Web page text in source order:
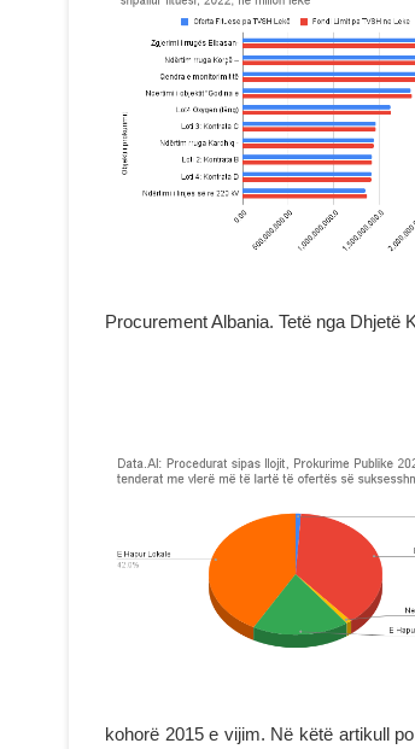
Procurement Albania. Tetë nga Dhjetë
kohorë 2015 e vijim. Në këtë artikull